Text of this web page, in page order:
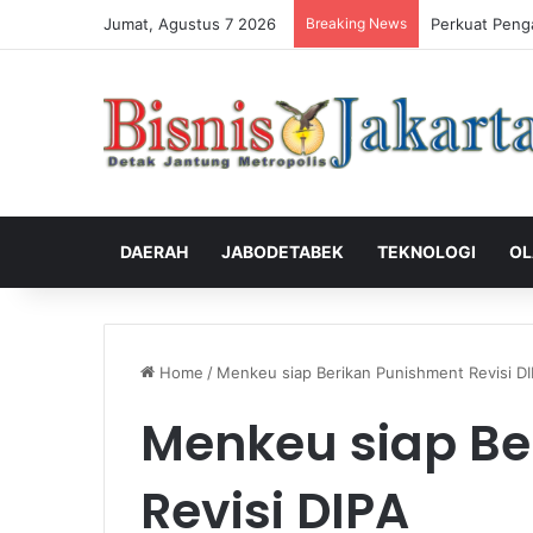
Jumat, Agustus 7 2026 Breaking News Perkuat
DAERAH JABODETABEK TEKNOLOGI
Home / Menkeu siap Berikan Punishment Revisi
Menkeu siap
Revisi DIPA